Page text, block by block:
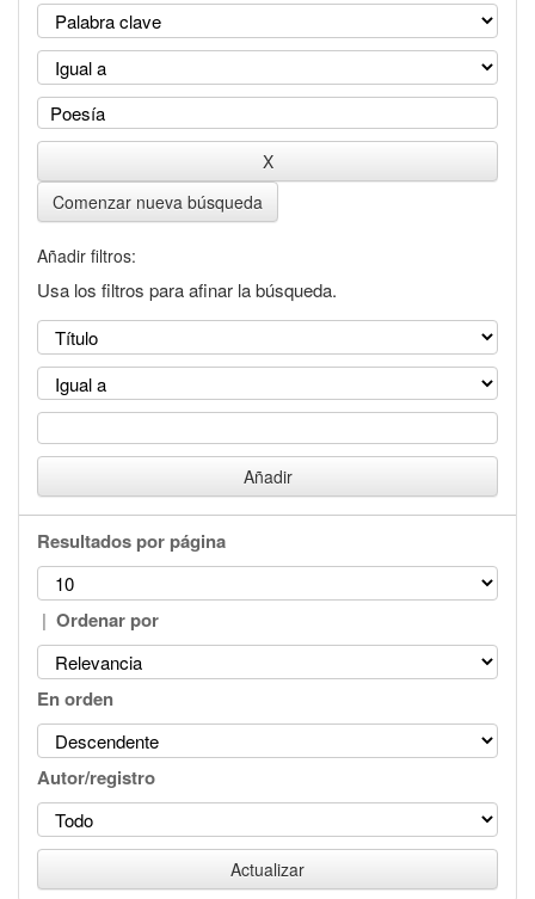
Comenzar nueva búsqueda
Añadir filtros:
Usa los filtros para afinar la búsqueda.
Resultados por página
| Ordenar por
En orden
Autor/registro